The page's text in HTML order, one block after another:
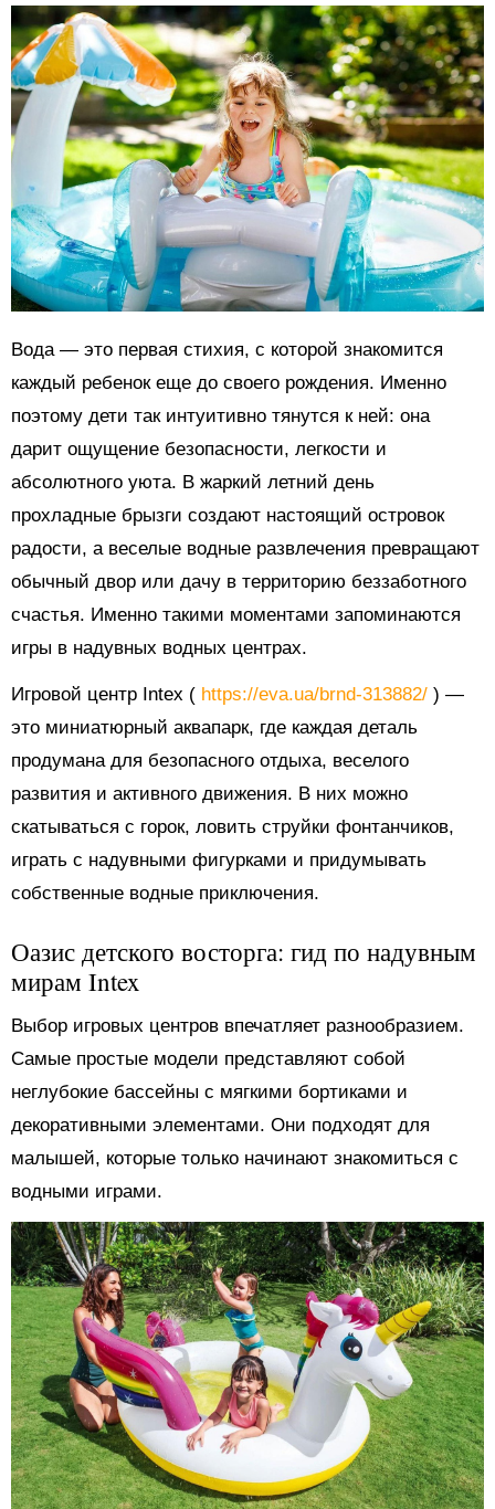
Вода — это первая стихия, с которой знакомится
каждый ребенок еще до своего рождения. Именно
поэтому дети так интуитивно тянутся к ней: она
дарит ощущение безопасности, легкости и
абсолютного уюта. В жаркий летний день
прохладные брызги создают настоящий островок
радости, а веселые водные развлечения превращают
обычный двор или дачу в территорию беззаботного
счастья. Именно такими моментами запоминаются
игры в надувных водных центрах.
Игровой центр Intex ( https://eva.ua/brnd-313882/ ) —
это миниатюрный аквапарк, где каждая деталь
продумана для безопасного отдыха, веселого
развития и активного движения. В них можно
скатываться с горок, ловить струйки фонтанчиков,
играть с надувными фигурками и придумывать
собственные водные приключения.
Оазис детского восторга: гид по надувным
мирам Intex
Выбор игровых центров впечатляет разнообразием.
Самые простые модели представляют собой
неглубокие бассейны с мягкими бортиками и
декоративными элементами. Они подходят для
малышей, которые только начинают знакомиться с
водными играми.